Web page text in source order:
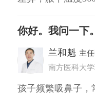
最常用方式，操作
分钟以上，避免
需家长辅助固定
测量前避免
兰和魁 主
南方医科大
孩子频繁吸鼻子，